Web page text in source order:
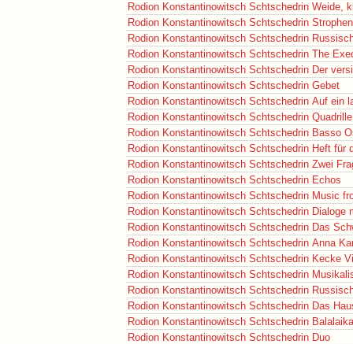
Rodion Konstantinowitsch Schtschedrin Weide,
Rodion Konstantinowitsch Schtschedrin
Rodion Konstantinowitsch Schtschedrin
Rodion Konstantinowitsch Schtschedrin The
Rodion Konstantinowitsch Schtschedrin Der
Rodion Konstantinowitsch Schtschedrin Gebet
Rodion Konstantinowitsch Schtschedrin Auf ein
Rodion Konstantinowitsch Schtschedrin
Rodion Konstantinowitsch Schtschedrin Basso
Rodion Konstantinowitsch Schtschedrin Heft für
Rodion Konstantinowitsch Schtschedrin Zwei
Rodion Konstantinowitsch Schtschedrin Echos
Rodion Konstantinowitsch Schtschedrin Music
Rodion Konstantinowitsch Schtschedrin Dialoge
Rodion Konstantinowitsch Schtschedrin Das
Rodion Konstantinowitsch Schtschedrin Anna
Rodion Konstantinowitsch Schtschedrin Kecke
Rodion Konstantinowitsch Schtschedrin
Rodion Konstantinowitsch Schtschedrin
Rodion Konstantinowitsch Schtschedrin Das
Rodion Konstantinowitsch Schtschedrin Balalaika
Rodion Konstantinowitsch Schtschedrin Duo